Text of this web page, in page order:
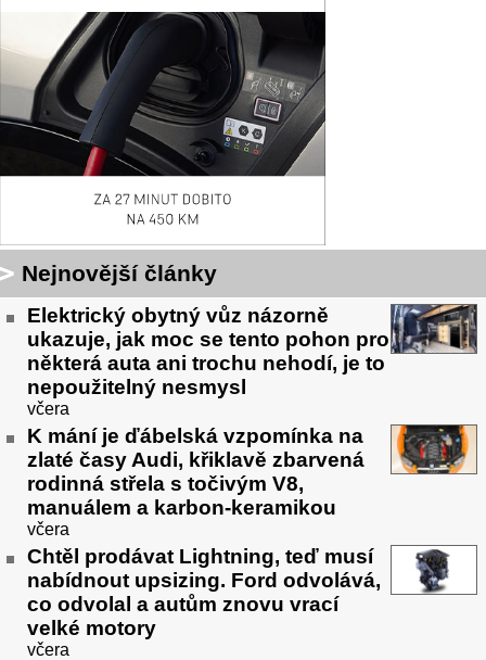
Nejnovější články
Elektrický obytný vůz názorně
ukazuje, jak moc se tento pohon pro
některá auta ani trochu nehodí, je to
nepoužitelný nesmysl
včera
K mání je ďábelská vzpomínka na
zlaté časy Audi, křiklavě zbarvená
rodinná střela s točivým V8,
manuálem a karbon-keramikou
včera
Chtěl prodávat Lightning, teď musí
nabídnout upsizing. Ford odvolává,
co odvolal a autům znovu vrací
velké motory
včera